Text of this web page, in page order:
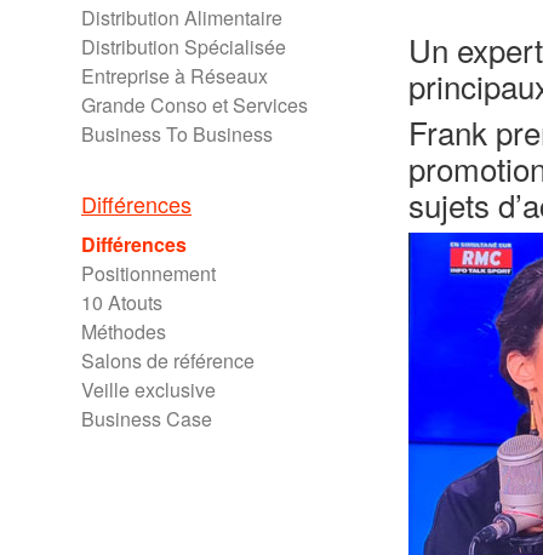
Distribution Alimentaire
Distribution Spécialisée
Entreprise à Réseaux
Grande Conso et Services
Business To Business
Différences
Différences
Positionnement
10 Atouts
Méthodes
Salons de référence
Veille exclusive
Business Case
Un
Frank
sujets